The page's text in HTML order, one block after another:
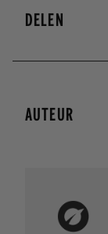
DELEN
AUTEUR